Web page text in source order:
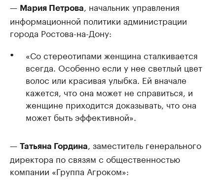
— Мария Петрова
, начальник управления
информационной политики администрации
города Ростова-на-Дону:
«Со стереотипами женщина сталкивается
всегда. Особенно если у нее светлый цвет
волос или красивая улыбка. Ей вначале
кажется, что она может не справиться, и
женщине приходится доказывать, что она
может быть эффективной».
— Татьяна Гордина
, заместитель генерального
директора по связям с общественностью
компании «Группа Агроком»: